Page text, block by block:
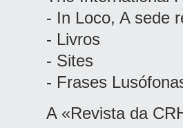
- In Loco, A sede
- Livros
- Sites
- Frases
A «Revista da